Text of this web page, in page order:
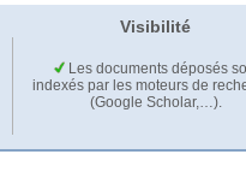
Visibilité
Les documents déposés
indexés par les moteurs de
(Google Scholar,…).